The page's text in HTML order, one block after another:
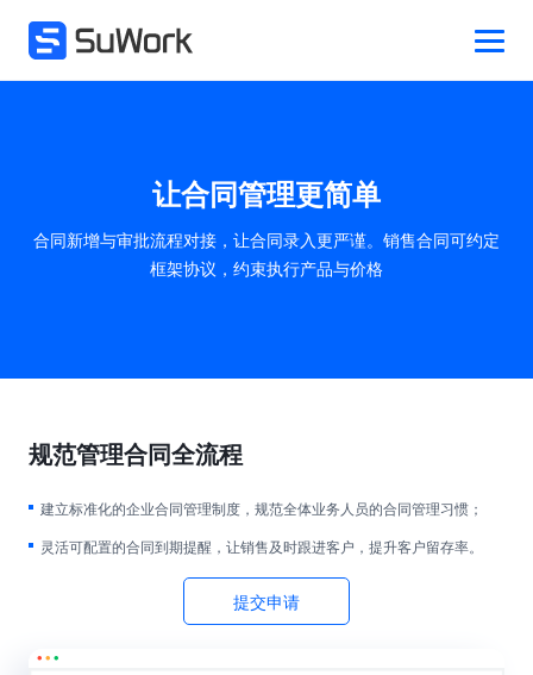
让合同管理更简单
合同新增与审批流程对接，让合同录入更严谨。销售合同可约定
框架协议，约束执行产品与价格
规范管理合同全流程
建立标准化的企业合同管理制度，规范全体业务人员的合同管理习惯；
灵活可配置的合同到期提醒，让销售及时跟进客户，提升客户留存率。
提交申请